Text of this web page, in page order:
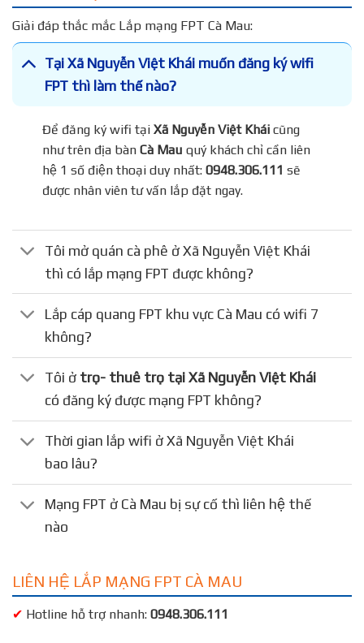
Giải đáp thắc mắc Lắp mạng FPT Cà Mau:
Tại Xã Nguyễn Việt Khái muốn đăng ký wifi
FPT thì làm thế nào?
Để đăng ký wifi tạiXã Nguyễn Việt Kháicũng
như trên địa bànCà Mauquý khách chỉ cần liên
hệ 1 số điện thoại duy nhất:0948.306.111 sẽ
được nhân viên tư vấn lắp đặt ngay.
Tôi mở quán cà phê ở Xã Nguyễn Việt Khái
thì có lắp mạng FPT được không?
Lắp cáp quang FPT khu vực Cà Mau có wifi 7
không?
Tôi ở trọ- thuê trọ tại Xã Nguyễn Việt Khái
có đăng ký được mạng FPT không?
Thời gian lắp wifi ở Xã Nguyễn Việt Khái
bao lâu?
Mạng FPT ở Cà Mau bị sự cố thì liên hệ thế
nào
LIÊN HỆ LẮP MẠNG FPT CÀ MAU
✔ Hotline hỗ trợ nhanh: 0948.306.111